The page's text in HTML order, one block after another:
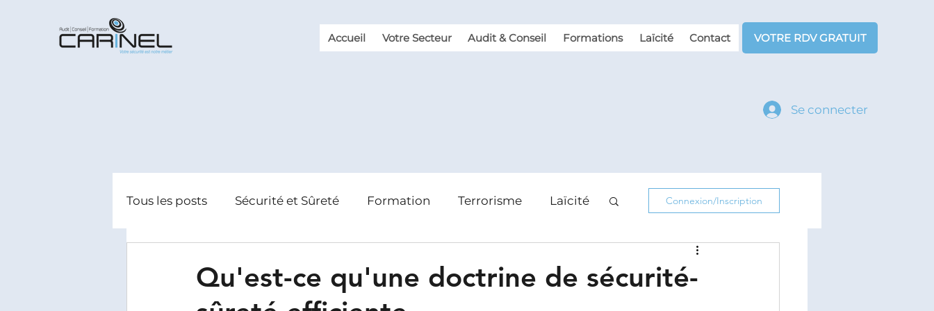
Accueil Votre Secteur Audit & Conseil Formations Laïcité Contact VOTRE RDV GRATUIT
Se connecter
Tous les posts Sécurité et Sûreté Formation Terrorisme Laïcité Connexion/Inscription
Qu'est-ce qu'une doctrine de sécurité-